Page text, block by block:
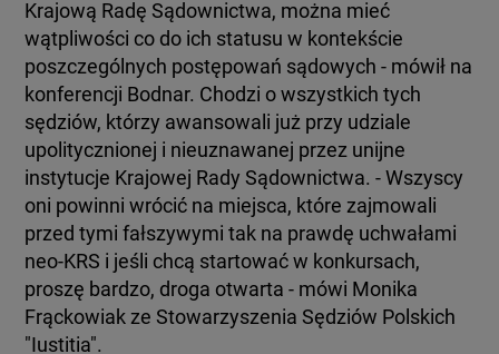
Krajową Radę Sądownictwa, można mieć
wątpliwości co do ich statusu w kontekście
poszczególnych postępowań sądowych - mówił na
konferencji Bodnar. Chodzi o wszystkich tych
sędziów, którzy awansowali już przy udziale
upolitycznionej i nieuznawanej przez unijne
instytucje Krajowej Rady Sądownictwa. - Wszyscy
oni powinni wrócić na miejsca, które zajmowali
przed tymi fałszywymi tak na prawdę uchwałami
neo-KRS i jeśli chcą startować w konkursach,
proszę bardzo, droga otwarta - mówi Monika
Frąckowiak ze Stowarzyszenia Sędziów Polskich
"Iustitia".